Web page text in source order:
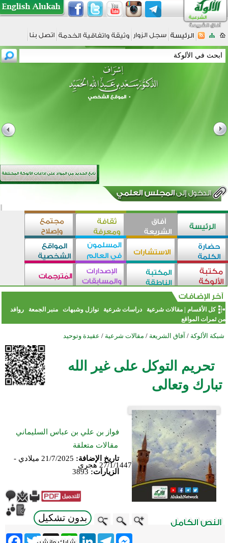
كل الأقسام |مقالات شرعية دراسات شرعية نوازل وشبهات منبر الجمعة
روافد
من ثمرات المواقع
شبكة الألوكة / آفاق الشريعة / مقالات شرعية / عقيدة وتوحيد
تحريم التوكل على غير الله
تبارك وتعالى
فواز بن علي بن عباس السليماني
مقالات متعلقة
تاريخ الإضافة:
21/7/2025 ميلادي -
27/1/1447 هجري
الزيارات: 3893
بدون تشكيل
Twitter X
WhatsApp
LinkedInTelegram
Messenger